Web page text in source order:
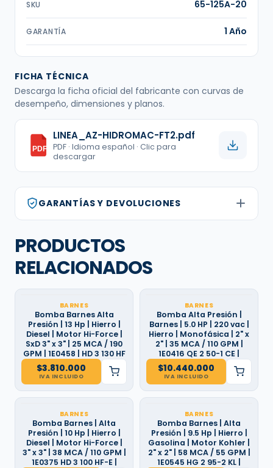
SKU 65-125A-20
GARANTÍA 1 Año
FICHA TÉCNICA
Descarga la ficha oficial del fabricante con curvas de
desempeño, dimensiones y planos.
PDF
LINEA_AZ-HIDROMAC-FT2.pdf
PDF · Idioma español · Clic para
descargar
GARANTÍAS Y DEVOLUCIONES
PRODUCTOS
RELACIONADOS
BARNES
Bomba Barnes Alta
Presión | 13 Hp | Hierro |
Diesel | Motor Hi-Force |
SxD 3" x 3" | 25 MCA / 190
GPM | 1E0458 | HD 3 130 HF
$3.810.000
IVA INCLUIDO
BARNES
Bomba Alta Presión |
Barnes | 5.0 HP | 220 vac |
Hierro | Monofásica | 2" x
2" | 35 MCA / 110 GPM |
1E0416 QE 2 50-1 CE |
$10.440.000
IVA INCLUIDO
BARNES
Bomba Barnes | Alta
Presión | 10 Hp | Hierro |
Diesel | Motor Hi-Force |
3" x 3" | 38 MCA / 110 GPM |
1E0375 HD 3 100 HF-E |
BARNES
Bomba Barnes | Alta
Presión | 9.5 Hp | Hierro |
Gasolina | Motor Kohler |
2" x 2" | 58 MCA / 55 GPM |
1E0545 HG 2 95-2 KL |